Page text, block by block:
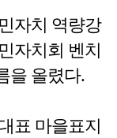
자치 역량강
자치회 벤치
을 올렸다.
표 마을표지